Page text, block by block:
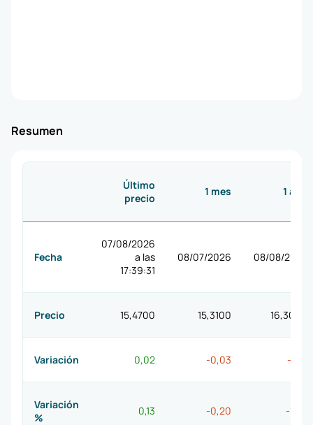
Resumen
Último
precio
1 mes 1 año
Fecha
07/08/2026
a las
17:39:31
08/07/2026 08/08/2025
Precio 15,4700 15,3100 16,3000
Variación 0,02 -0,03 -0,17
Variación
%
0,13 -0,20 -1,03